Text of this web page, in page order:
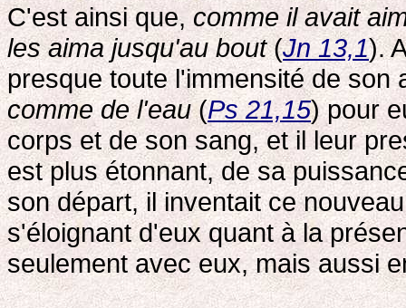
C'est ainsi que,comme il avait
les aima jusqu'au bout(Jn 13,1).
presque toute l'immensité de
comme de l'eau(Ps 21,15) pour
corps et de son sang, et il leur
est plus étonnant, de sa
son départ, il inventait ce
s'éloignant d'eux quant à la
seulement avec eux, mais aussi